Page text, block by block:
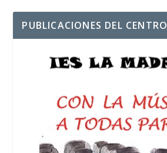
PUBLICACIONES DEL CENTRO